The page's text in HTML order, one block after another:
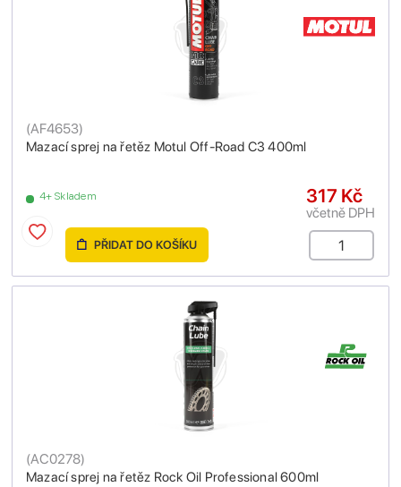
Mazací sprej na řetěz Motul Off-Road C3 400ml
(AF4653)
4+ Skladem 317 Kč
včetně DPH
PŘIDAT DO KOŠÍKU
Mazací sprej na řetěz Rock Oil Professional 600ml
(AC0278)